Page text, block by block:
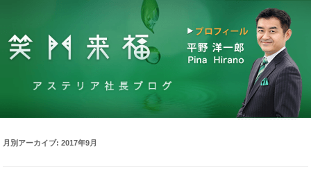
月別アーカイブ:2017年9月